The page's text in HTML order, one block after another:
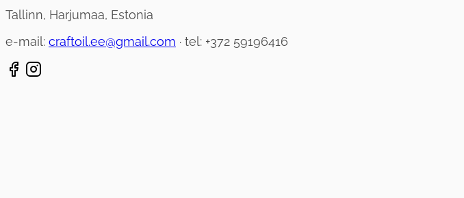
Tallinn, Harjumaa, Estonia
e-mail: craftoil.ee@gmail.com · tel: +372 59196416